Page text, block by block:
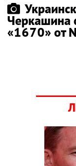
Черкашина
«1670» от